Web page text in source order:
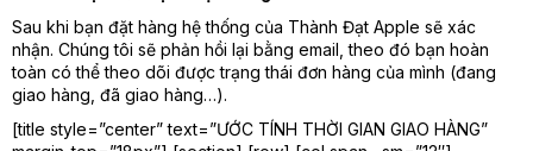
Sau khi bạn đặt hàng hệ thống của Thành Đạt Apple sẽ xác
nhận. Chúng tôi sẽ phản hồi lại bằng email, theo đó bạn hoàn
toàn có thể theo dõi được trạng thái đơn hàng của mình (đang
giao hàng, đã giao hàng…).
[title style=”center” text=”ƯỚC TÍNH THỜI GIAN GIAO HÀNG”